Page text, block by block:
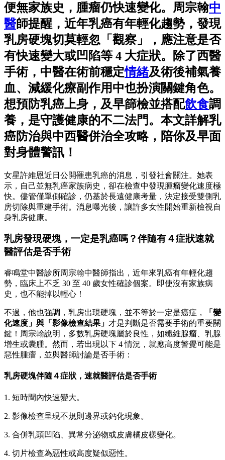
便無家族史，腫瘤仍快速變化。周宗翰中
醫師提醒，近年乳癌有年輕化趨勢，發現
乳房硬塊切莫輕忽「觀察」，應注意是否
有快速變大或凹陷等 4 大症狀。除了西醫
手術，中醫在術前穩定情緒及術後補氣養
血、減緩化療副作用中也扮演關鍵角色。
想預防乳癌上身，及早篩檢並搭配飲食調
養，是守護健康的不二法門。本文詳解乳
癌防治與中西醫併治全攻略，陪你及早面
對身體警訊！
女星許維恩近日公開罹患乳癌的消息，引發社會關注。她表
示，自己並無乳癌家族病史，卻在檢查中發現腫瘤變化速度極
快。儘管僅單側確診，仍基於長遠健康考量，決定接受雙側乳
房切除與重建手術。消息曝光後，讓許多女性開始重新檢視自
身乳房健康。
乳房發現硬塊，一定是乳癌嗎？伴隨有４症狀速就
醫評估是否手術
睿鳴堂中醫診所周宗翰中醫師指出，近年來乳癌有年輕化趨
勢，臨床上不乏 30 至 40 歲女性確診個案。即使沒有家族病
史，也不能掉以輕心！
不過，他也強調，乳房出現硬塊，並不等於一定是癌症，
「變
化速度」與「影像檢查結果」 才是判斷是否需要手術的重要關
鍵！周宗翰說明，多數乳房硬塊屬於良性，如纖維腺瘤、乳腺
增生或囊腫。然而，若出現以下 4 情況，就應高度警覺可能是
惡性腫瘤，並與醫師討論是否手術：
乳房硬塊伴隨４症狀，速就醫評估是否手術
1. 短時間內快速變大。
2. 影像檢查呈現不規則邊界或鈣化現象。
3. 合併乳頭凹陷、異常分泌物或皮膚橘皮樣變化。
4. 切片檢查為惡性或高度疑似惡性。